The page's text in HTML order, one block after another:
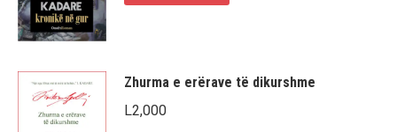
Zhurma e erërave të dikurshme
L2,000